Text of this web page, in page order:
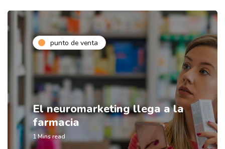
punto de venta
El neuromarketing llega a la
farmacia
1 Mins read